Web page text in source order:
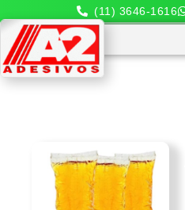
(11) 3646-1616